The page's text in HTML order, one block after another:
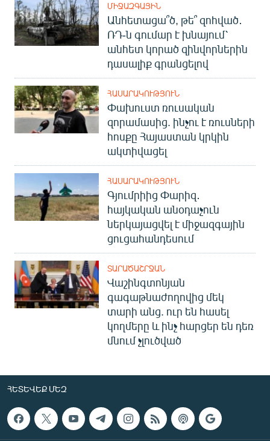
ՄԻՋԱԶԳԱՅԻՆ
Անհետացա՞ծ, թե՞ զոհված․
ՌԴ-ն գումար է խնայում՝
անհետ կորած զինվորներին
դասալիք գրանցելով
ՀԱՍԱՐԱԿՈՒԹՅՈՒՆ
Փախուստ ռուսական
զորամասից. ինչու է ռուսների
հոսքը Հայաստան կրկին
ակտիվացել
ՀԱՍԱՐԱԿՈՒԹՅՈՒՆ
Գյումրիից Փարիզ․
հայկական անօդաչուն
ներկայացվել է միջազգային
ցուցահանդեսում
ՏԱՐԱԾԱՇՐՋԱՆ
Վաշինգտոնյան
գագաթնաժողովից մեկ
տարի անց. ուր են հասել
կողմերը և ինչ հարցեր են դեռ
մնում չլուծված
ՀԵՏԵՎԵՔ ՄԵԶ